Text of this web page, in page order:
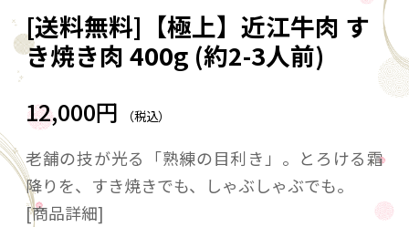
[送料無料]【極上】近江牛肉 す
き焼き肉 400g (約2-3人前)
12,000円 （税込）
老舗の技が光る「熟練の目利き」。とろける霜
降りを、すき焼きでも、しゃぶしゃぶでも。
[商品詳細]